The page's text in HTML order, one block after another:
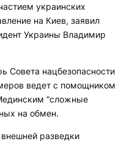
украинских
на Киев, заявил
Украины Владимир
Совета нацбезопасности
ведет с помощником
“сложные
на обмен.
разведки